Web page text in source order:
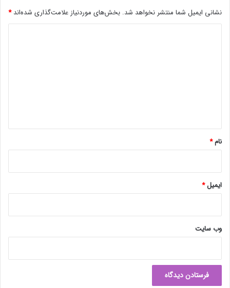
ی
ن
نشانی ایمیل شما منتشر نخواهد شد. بخش‌های موردنیاز علامت‌گذاری شده‌اند*
نام*
ایمیل*
وب‌ سایت